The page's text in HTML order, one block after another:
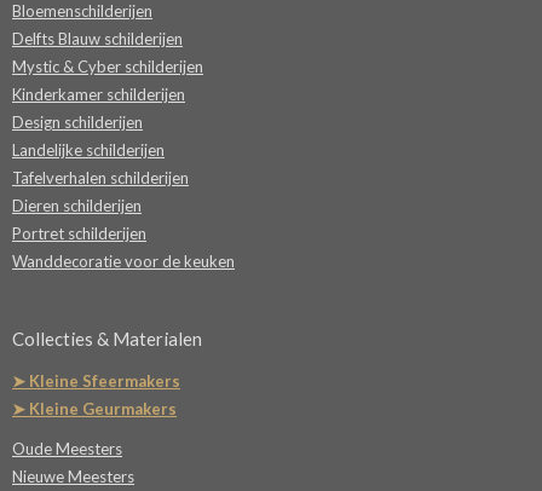
Bloemenschilderijen
Delfts Blauw schilderijen
Mystic & Cyber schilderijen
Kinderkamer schilderijen
Design schilderijen
Landelijke schilderijen
Tafelverhalen schilderijen
Dieren schilderijen
Portret schilderijen
Wanddecoratie voor de keuken
Collecties & Materialen
➤ Kleine Sfeermakers
➤ Kleine Geurmakers
Oude Meesters
Nieuwe Meesters